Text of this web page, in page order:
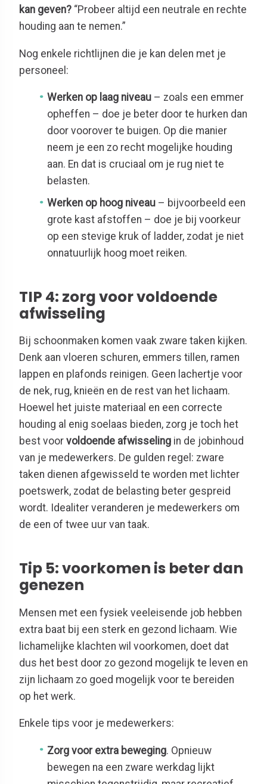
kan geven? “Probeer altijd een neutrale en rechte
houding aan te nemen.”
Nog enkele richtlijnen die je kan delen met je
personeel:
Werken op laag niveau – zoals een emmer
opheffen – doe je beter door te hurken dan
door voorover te buigen. Op die manier
neem je een zo recht mogelijke houding
aan. En dat is cruciaal om je rug niet te
belasten.
Werken op hoog niveau – bijvoorbeeld een
grote kast afstoffen – doe je bij voorkeur
op een stevige kruk of ladder, zodat je niet
onnatuurlijk hoog moet reiken.
TIP 4: zorg voor voldoende
afwisseling
Bij schoonmaken komen vaak zware taken kijken.
Denk aan vloeren schuren, emmers tillen, ramen
lappen en plafonds reinigen. Geen lachertje voor
de nek, rug, knieën en de rest van het lichaam.
Hoewel het juiste materiaal en een correcte
houding al enig soelaas bieden, zorg je toch het
best voor voldoende afwisseling in de jobinhoud
van je medewerkers. De gulden regel: zware
taken dienen afgewisseld te worden met lichter
poetswerk, zodat de belasting beter gespreid
wordt. Idealiter veranderen je medewerkers om
de een of twee uur van taak.
Tip 5: voorkomen is beter dan
genezen
Mensen met een fysiek veeleisende job hebben
extra baat bij een sterk en gezond lichaam. Wie
lichamelijke klachten wil voorkomen, doet dat
dus het best door zo gezond mogelijk te leven en
zijn lichaam zo goed mogelijk voor te bereiden
op het werk.
Enkele tips voor je medewerkers:
Zorg voor extra beweging. Opnieuw
bewegen na een zware werkdag lijkt